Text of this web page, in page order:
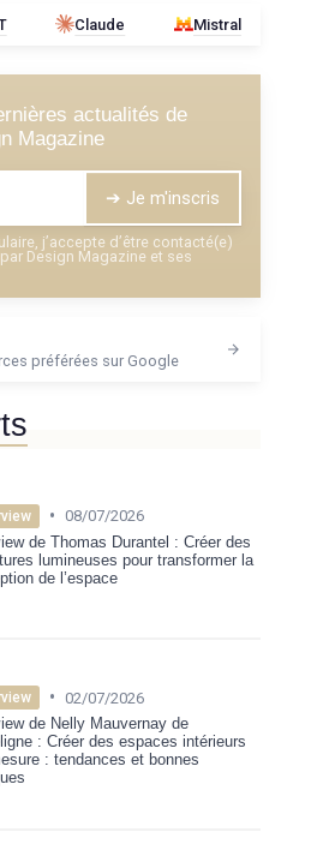
4 avis
Claude Mistral
actualités de
Magazine
➔ Je m'inscris
j’accepte d’être contacté(e)
Design Magazine et ses
préférées sur Google
• 08/07/2026
de Thomas Durantel : Créer des
lumineuses pour transformer la
de l’espace
• 02/07/2026
de Nelly Mauvernay de
: Créer des espaces intérieurs
: tendances et bonnes